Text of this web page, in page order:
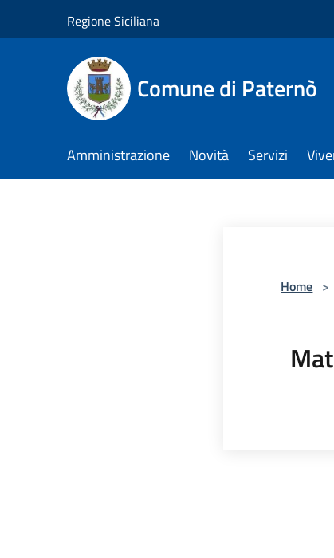
Regione Siciliana
Comune di Paternò
Amministrazione Novità Servizi
Home >